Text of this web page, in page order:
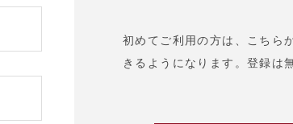
初めてご利用の方は、こちら
きるようになります。登録は